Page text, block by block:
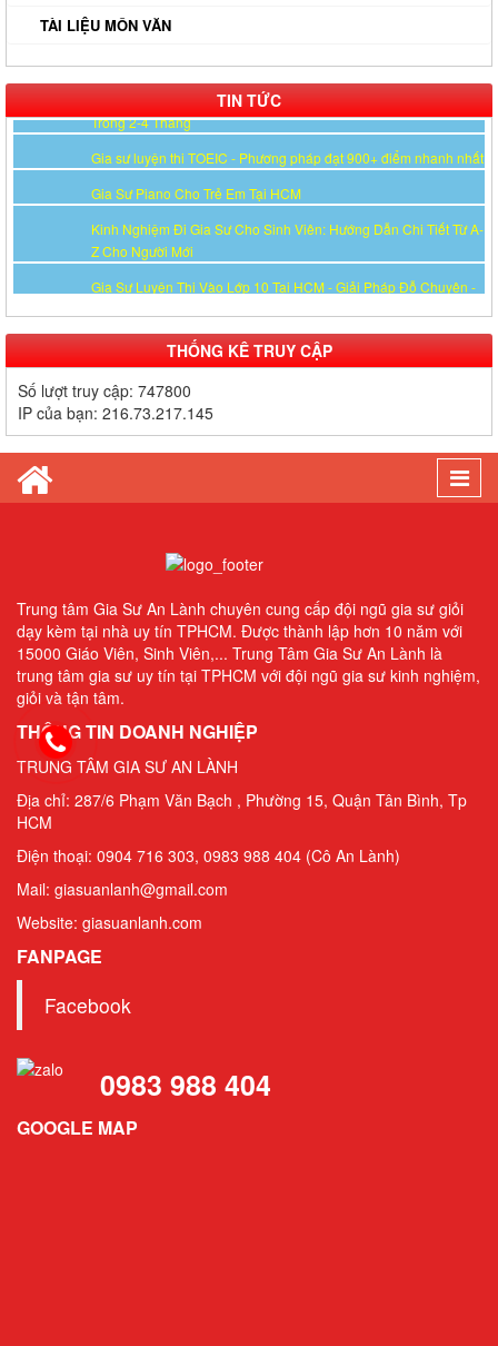
TÀI LIỆU MÔN VĂN
TIN TỨC
Trong 2-4 Tháng
Gia sư luyện thi TOEIC - Phương pháp đạt 900+ điểm nhanh nhất
Gia Sư Piano Cho Trẻ Em Tại HCM
Kinh Nghiệm Đi Gia Sư Cho Sinh Viên: Hướng Dẫn Chi Tiết Từ A-
Z Cho Người Mới
Gia Sư Luyện Thi Vào Lớp 10 Tại HCM - Giải Pháp Đỗ Chuyên -
Công Lập
Gia Sư Online Tại HCM Chất Lượng Cao – Giải Pháp Học Hiệu
Gia Sư Tiếng Nhật Cho Người Đi Làm - Lộ Trình Linh Hoạt, Hiệu
Quả Cao Tại TP.HCM
Gia Sư Luyện Thi IELTS Cấp Tốc - Lộ Trình Đạt Band 6.0-8.0
Trong 2-4 Tháng
Gia sư luyện thi TOEIC - Phương pháp đạt 900+ điểm nhanh nhất
THỐNG KÊ TRUY CẬP
Số lượt truy cập: 747800
IP của bạn: 216.73.217.145
Trung tâm Gia Sư An Lành chuyên cung cấp đội ngũ gia sư giỏi
dạy kèm tại nhà uy tín TPHCM. Được thành lập hơn 10 năm với
15000 Giáo Viên, Sinh Viên,... Trung Tâm Gia Sư An Lành là
trung tâm gia sư uy tín tại TPHCM với đội ngũ gia sư kinh nghiệm,
giỏi và tận tâm.
THÔNG TIN DOANH NGHIỆP
TRUNG TÂM GIA SƯ AN LÀNH
Địa chỉ: 287/6 Phạm Văn Bạch , Phường 15, Quận Tân Bình, Tp
HCM
Điện thoại: 0904 716 303, 0983 988 404 (Cô An Lành)
Mail: giasuanlanh@gmail.com
Website: giasuanlanh.com
FANPAGE
Facebook
0983 988 404
GOOGLE MAP